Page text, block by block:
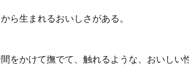
ら生まれるおいしさがある。
をかけて撫でて、触れるような、おいしい